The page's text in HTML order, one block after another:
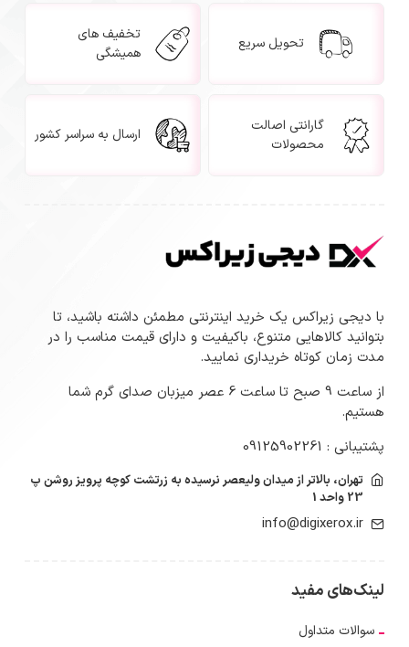
تحویل سریع
تخفیف های
همیشگی
گارانتی اصالت
محصولات
ارسال به سراسر کشور
با دیجی زیراکس یک خرید اینترنتی مطمئن داشته باشید، تا
بتوانید کالاهایی متنوع، باکیفیت و دارای قیمت مناسب را در
مدت زمان کوتاه خریداری نمایید.
از ساعت 9 صبح تا ساعت 6 عصر میزبان صدای گرم شما
هستیم.
پشتیبانی : 09125902261
تهران، بالاتر از میدان ولیعصر نرسیده به زرتشت کوچه پرویز روشن پ
23 واحد 1
info@digixerox.ir
لینک‌های مفید
سوالات متداول